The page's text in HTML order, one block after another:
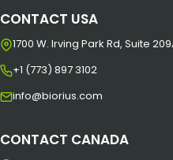
CONTACT USA
1700 W. Irving Park Rd, Suite
+1 (773) 897 3102
info@biorius.com
CONTACT CANADA